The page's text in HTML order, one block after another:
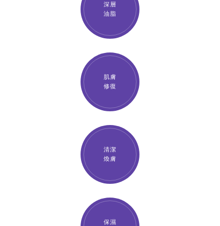
深層
油脂
肌膚
修復
清潔
煥膚
保濕